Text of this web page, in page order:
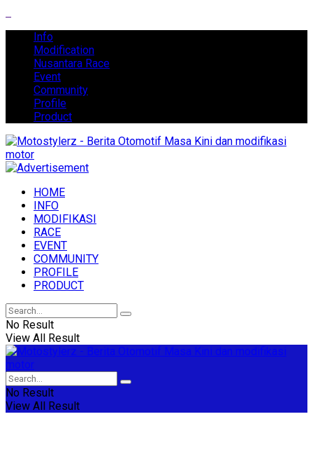
Info
Modification
Nusantara Race
Event
Community
Profile
Product
HOME
INFO
MODIFIKASI
RACE
EVENT
COMMUNITY
PROFILE
PRODUCT
No Result
View All Result
No Result
View All Result